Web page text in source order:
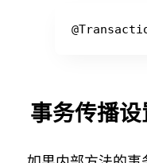
事务传播设